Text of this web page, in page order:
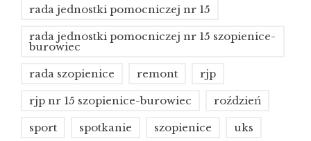
rada jednostki pomocniczej nr 15
rada jednostki pomocniczej nr 15 szopienice-
burowiec
rada szopienice remont rjp
rjp nr 15 szopienice-burowiec roździeń
sport spotkanie szopienice uks